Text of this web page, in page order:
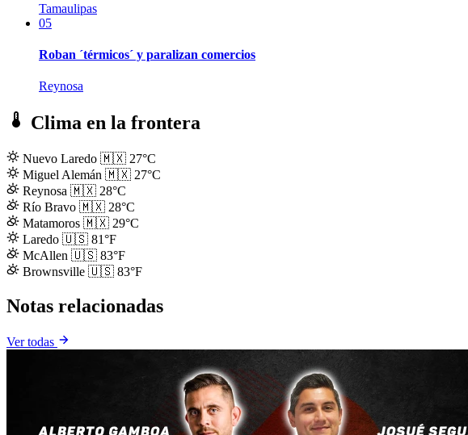
Tamaulipas
05
Roban ´térmicos´ y paralizan comercios
Reynosa
Clima en la frontera
Nuevo Laredo 🇲🇽 27°C
Miguel Alemán 🇲🇽 27°C
Reynosa 🇲🇽 28°C
Río Bravo 🇲🇽 28°C
Matamoros 🇲🇽 29°C
Laredo 🇺🇸 81°F
McAllen 🇺🇸 83°F
Brownsville 🇺🇸 83°F
Notas relacionadas
Ver todas